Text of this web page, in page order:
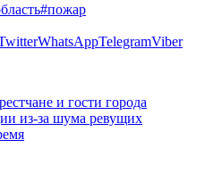
#пожар
WhatsAppTelegramViber
и гости города
из-за шума ревущих